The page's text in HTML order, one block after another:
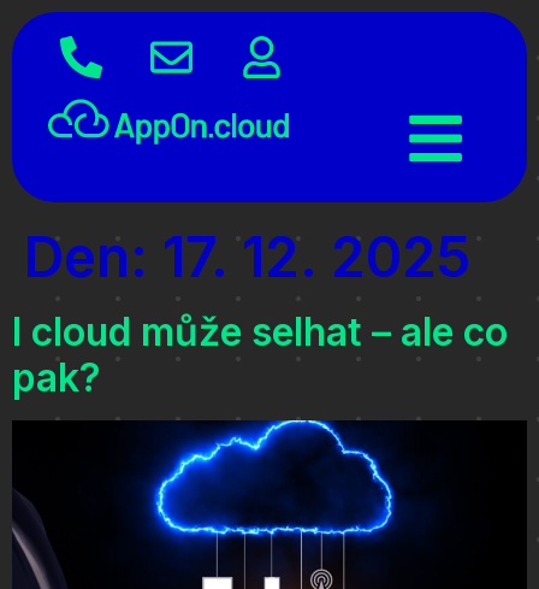
Den: 17. 12. 2025
I cloud může selhat – ale co
pak?